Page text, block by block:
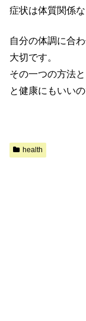
症状は体質関係
自分の体調に合
大切です。
その一つの方法
と健康にもいい
health